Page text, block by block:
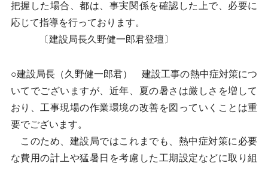
把握した場合、都は、事実関係を確認した上で、必要に
応じて指導を行っております。
〔建設局長久野健一郎君登壇〕
○建設局長（久野健一郎君） 建設工事の熱中症対策につ
いてでございますが、近年、夏の暑さは厳しさを増して
おり、工事現場の作業環境の改善を図っていくことは重
要でございます。
このため、建設局ではこれまでも、熱中症対策に必要
な費用の計上や猛暑日を考慮した工期設定などに取り組